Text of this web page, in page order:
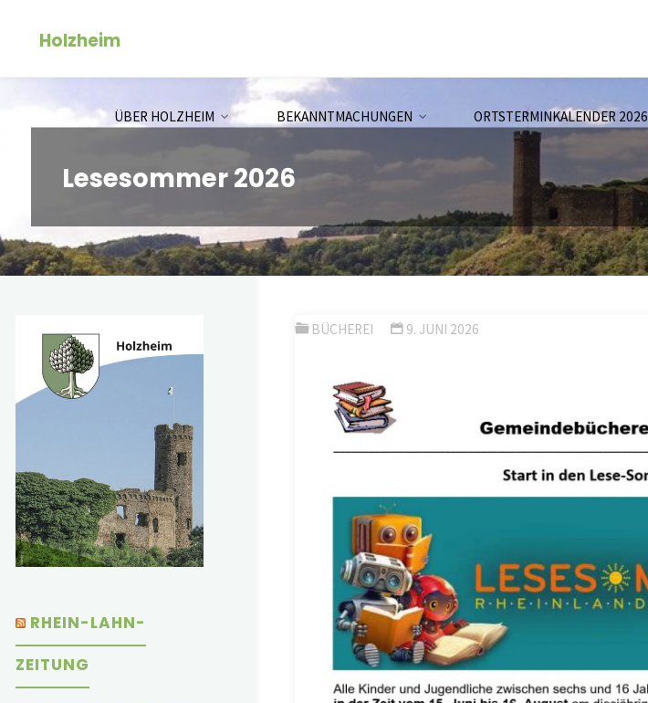
Holzheim
ÜBER HOLZHEIM BEKANNTMACHUNGEN ORTSTERMINKALENDER 2026
Lesesommer 2026
BÜCHEREI 9. JUNI 2026
RHEIN-LAHN-
ZEITUNG